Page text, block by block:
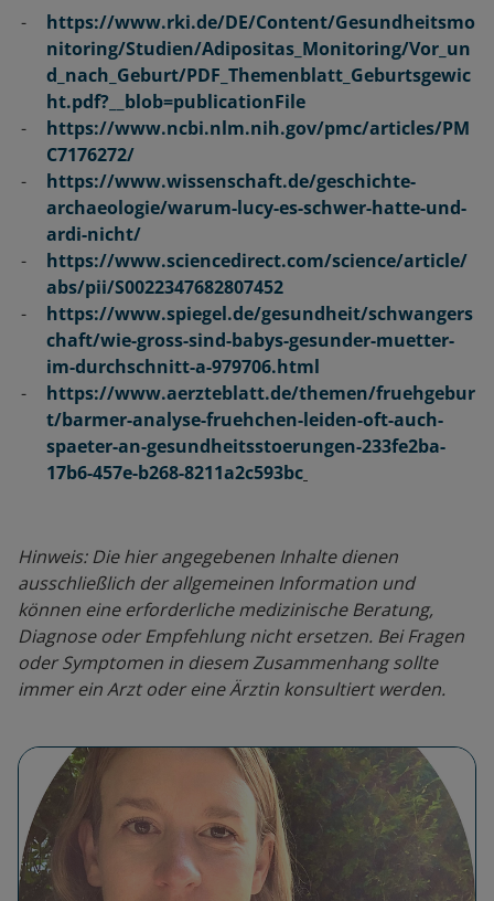
https://www.rki.de/DE/Content/Gesundheitsmo
nitoring/Studien/Adipositas_Monitoring/Vor_un
d_nach_Geburt/PDF_Themenblatt_Geburtsgewic
ht.pdf?__blob=publicationFile
https://www.ncbi.nlm.nih.gov/pmc/articles/PM
C7176272/
https://www.wissenschaft.de/geschichte-
archaeologie/warum-lucy-es-schwer-hatte-und-
ardi-nicht/
https://www.sciencedirect.com/science/article/
abs/pii/S0022347682807452
https://www.spiegel.de/gesundheit/schwangers
chaft/wie-gross-sind-babys-gesunder-muetter-
im-durchschnitt-a-979706.html
https://www.aerzteblatt.de/themen/fruehgebur
t/barmer-analyse-fruehchen-leiden-oft-auch-
spaeter-an-gesundheitsstoerungen-233fe2ba-
17b6-457e-b268-8211a2c593bc
Hinweis: Die hier angegebenen Inhalte dienen
ausschließlich der allgemeinen Information und
können eine erforderliche medizinische Beratung,
Diagnose oder Empfehlung nicht ersetzen. Bei Fragen
oder Symptomen in diesem Zusammenhang sollte
immer ein Arzt oder eine Ärztin konsultiert werden.